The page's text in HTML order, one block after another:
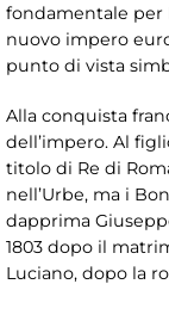
fondamentale per
nuovo impero
punto di vista
Alla conquista
dell’impero. Al
titolo di Re di
nell’Urbe, ma i
dapprima
1803 dopo il
Luciano, dopo la